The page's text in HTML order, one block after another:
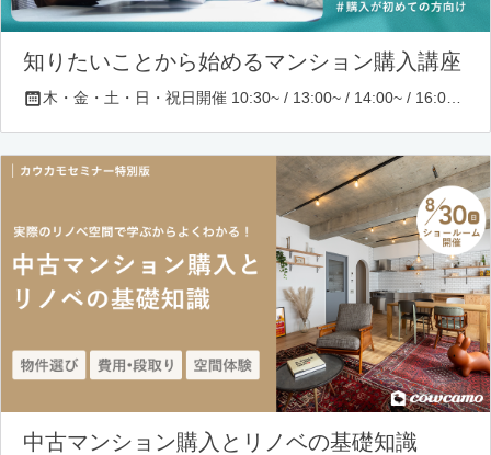
知りたいことから始めるマンション購入講座
木・金・土・日・祝日開催 10:30~ / 13:00~ / 14:00~ / 16:00~ / 17:00~/ 18:30~/ 19:30~
中古マンション購入とリノベの基礎知識